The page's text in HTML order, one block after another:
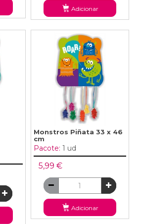
Adicionar
Monstros Piñata 33 x 46
cm
Pacote: 1 ud
5,99 €
Adicionar